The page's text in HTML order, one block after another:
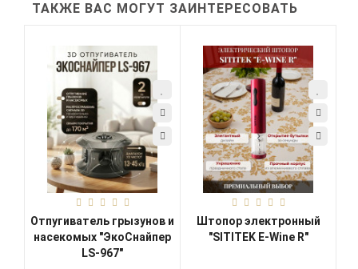
ТАКЖЕ ВАС МОГУТ ЗАИНТЕРЕСОВАТЬ
Отпугиватель грызунов и
насекомых "ЭкоСнайпер
LS-967"
Штопор электронный
"SITITEK E-Wine R"